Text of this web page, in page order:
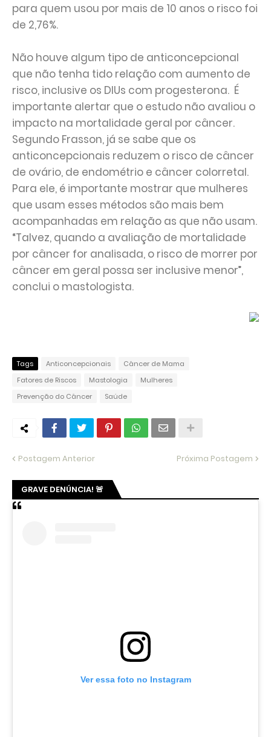
para quem usou por mais de 10 anos o risco foi
de 2,76%.
Não houve algum tipo de anticoncepcional
que não tenha tido relação com aumento de
risco, inclusive os DIUs com progesterona. É
importante alertar que o estudo não avaliou o
impacto na mortalidade geral por câncer.
Segundo Frasson, já se sabe que os
anticoncepcionais reduzem o risco de câncer
de ovário, de endométrio e câncer colorretal.
Para ele, é importante mostrar que mulheres
que usam esses métodos são mais bem
acompanhadas em relação as que não usam.
“Talvez, quando a avaliação de mortalidade
por câncer for analisada, o risco de morrer por
câncer em geral possa ser inclusive menor”,
conclui o mastologista.
Tags Anticoncepcionais
Câncer de Mama
Fatores de Riscos
Mastologia
Mulheres
Prevenção do Câncer
Saúde
Postagem Anterior Próxima Postagem
GRAVE DENÚNCIA! 🚨
Ver essa foto no Instagram